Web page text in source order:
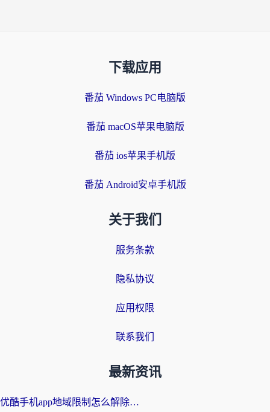
下载应用
番茄 Windows PC电脑版
番茄 macOS苹果电脑版
番茄 ios苹果手机版
番茄 Android安卓手机版
关于我们
服务条款
隐私协议
应用权限
联系我们
最新资讯
优酷手机app地域限制怎么解除？海外党亲测有效的追剧方案